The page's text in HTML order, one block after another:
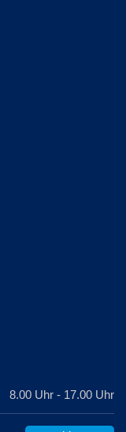
8.00 Uhr - 17.00 Uhr